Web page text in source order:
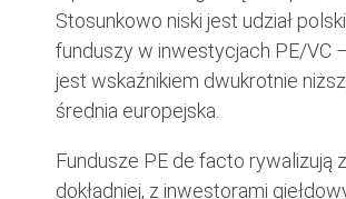
Stosunkowo niski jest udział
funduszy w inwestycjach PE/VC
jest wskaźnikiem dwukrotnie
średnia europejska.
Fundusze PE de facto rywalizują z
dokładniej, z inwestorami